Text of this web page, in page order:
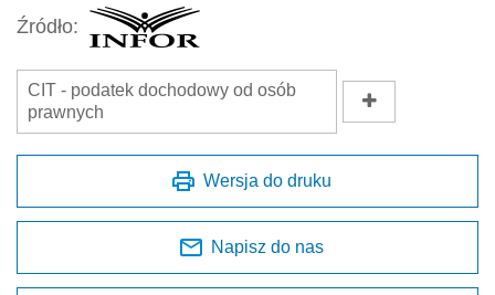
Źródło:
CIT - podatek dochodowy od osób
prawnych
Wersja do druku
Napisz do nas